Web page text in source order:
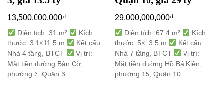
13,500,000,000₫
Diện tích: 31 m²
Kích
thước: 3.1×11.5 m
Kết cấu:
Nhà 4 tầng, BTCT
Vị trí:
Mặt tiền đường Bàn Cờ,
phường 3, Quận 3
29,000,000,000₫
Diện tích: 67.4 m²
Kích
thước: 5×13.5 m
Kết cấu:
Nhà 7 tầng, BTCT
Vị trí:
Mặt tiền đường Hồ Bá Kiện,
phường 15, Quận 10